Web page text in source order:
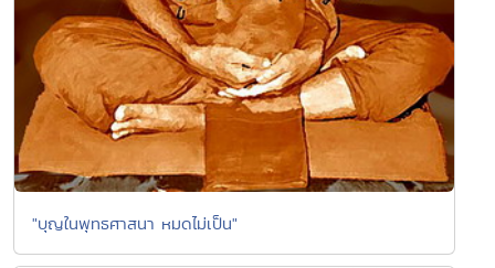
"บุญในพุทธศาสนา หมดไม่เป็น"